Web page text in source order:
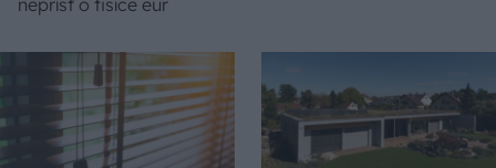
neprísť o tisíce eur